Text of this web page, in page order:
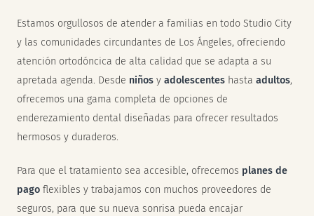
Estamos orgullosos de atender a familias en todo Studio City
y las comunidades circundantes de Los Ángeles, ofreciendo
atención ortodóncica de alta calidad que se adapta a su
apretada agenda. Desde niños yadolescentes hastaadultos,
ofrecemos una gama completa de opciones de
enderezamiento dental diseñadas para ofrecer resultados
hermosos y duraderos.
Para que el tratamiento sea accesible, ofrecemos planes de
pago flexibles y trabajamos con muchos proveedores de
seguros, para que su nueva sonrisa pueda encajar